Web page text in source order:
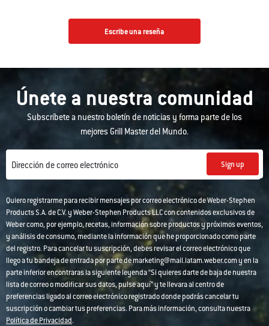
Escribe una reseña
Únete a nuestra comunidad
Subscríbete a nuestro boletín de noticias y forma parte de los
mejores Grill Master del Mundo.
Dirección de correo electrónico Sign up
Quiero registrarme para recibir mensajes por correo electrónico de Weber-Stephen
Products S.A. de C.V. y Weber-Stephen Products LLC con contenidos exclusivos de
Weber como, por ejemplo, recetas, información sobre productos y próximos eventos,
y análisis de consumo, mediante la información que he proporcionado como parte
del registro. Para cancelar tu suscripción, debes revisar el correo electrónico que
llego a tu bandeja de entrada por parte de marketing@mail.latam.weber.com y en la
parte inferior encontraras la siguiente leyenda “Si quieres darte de baja de nuestra
lista de correo o modificar sus datos, pulse aquí” y te llevara al centro de
preferencias ligado al correo electrónico registrado donde podrás cancelar tu
suscripción o cambiar tus preferencias. Para más información, consulta nuestra
Política de Privacidad.